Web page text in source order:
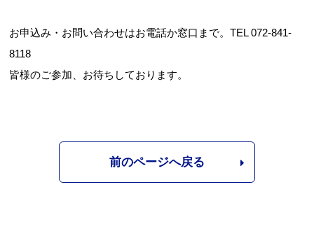
お申込み・お問い合わせはお電話か窓口まで。TEL 072-841-
8118
皆様のご参加、お待ちしております。
前のページへ戻る